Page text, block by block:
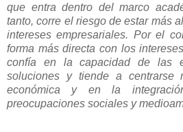
que entra dentro del marco
tanto, corre el riesgo de estar más
intereses empresariales. Por el
forma más directa con los
confía en la capacidad de las
soluciones y tiende a centrarse
económica y en la
preocupaciones sociales y